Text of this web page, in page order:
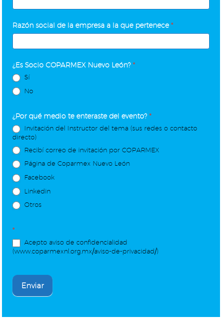
Razón social de la empresa a la que pertenece*
¿Es Socio COPARMEX Nuevo León?*
Sí
No
¿Por qué medio te enteraste del evento?*
Invitación del Instructor del tema (sus redes o contacto
directo)
Recibí correo de invitación por COPARMEX
Página de Coparmex Nuevo León
Facebook
Linkedin
Otros
*
Acepto aviso de confidencialidad
(www.coparmexnl.org.mx/aviso-de-privacidad/)
Enviar